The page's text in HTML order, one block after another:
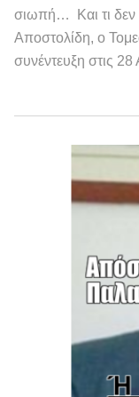
σιωπή… Και τι δεν
Αποστολίδη, ο
συνέντευξη στις